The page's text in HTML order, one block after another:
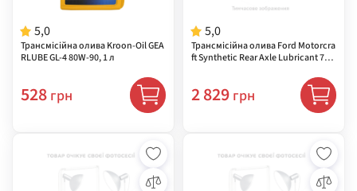
5,0
Трансмісійна олива Kroon-Oil GEA
RLUBE GL-4 80W-90, 1 л
528 грн
5,0
Трансмісійна олива Ford Motorcra
ft Synthetic Rear Axle Lubricant 75
2 829 грн